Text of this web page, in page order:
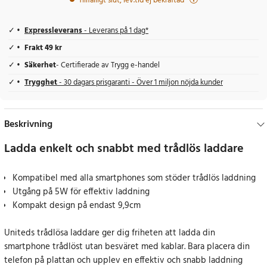
Expressleverans- Leverans på 1 dag*
Frakt 49 kr
Säkerhet- Certifierade av Trygg e-handel
Trygghet- 30 dagars prisgaranti - Över 1 miljon nöjda kunder
Beskrivning
Ladda enkelt och snabbt med trådlös laddare
Kompatibel med alla smartphones som stöder trådlös laddning
Utgång på 5W för effektiv laddning
Kompakt design på endast 9,9cm
Uniteds trådlösa laddare ger dig friheten att ladda din
smartphone trådlöst utan besväret med kablar. Bara placera din
telefon på plattan och upplev en effektiv och snabb laddning